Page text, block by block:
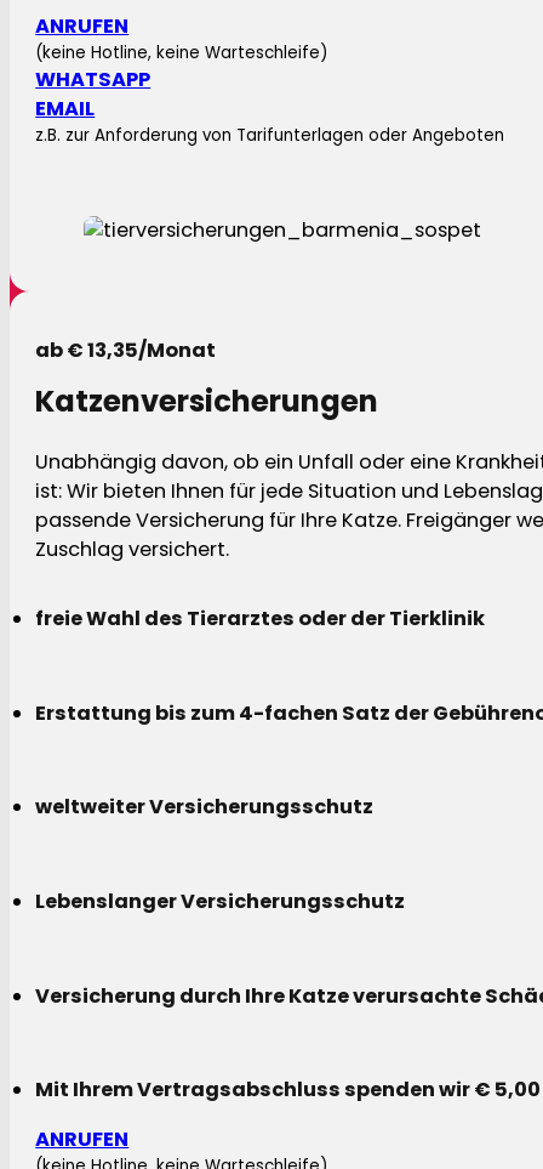
ANRUFEN
(keine Hotline, keine Warteschleife)
WHATSAPP
EMAIL
z.B. zur Anforderung von Tarifunterlagen oder Angeboten
ab € 13,35/Monat
Katzenversicherungen
Unabhängig davon, ob ein Unfall oder eine
ist: Wir bieten Ihnen für jede Situation und
passende Versicherung für Ihre Katze. Freigänger
Zuschlag versichert.
freie Wahl des Tierarztes oder der Tierklinik
Erstattung bis zum 4-fachen Satz der
weltweiter Versicherungsschutz
Lebenslanger Versicherungsschutz
Versicherung durch Ihre Katze verursachte
Mit Ihrem Vertragsabschluss spenden wir €
ANRUFEN